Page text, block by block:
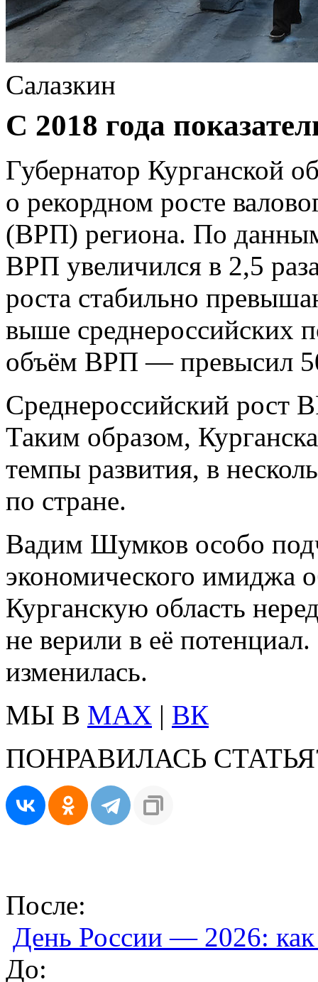
Салазкин
С 2018 года
Губернатор Курганской
о рекордном росте
(ВРП) региона. По
ВРП увеличился в 2,5
роста стабильно
выше среднероссийских
объём ВРП — превысил
Среднероссийский рост
Таким образом,
темпы развития, в
по стране.
Вадим Шумков особо
экономического имиджа
Курганскую область
не верили в её
изменилась.
МЫ В MAX | ВК
ПОНРАВИЛАСЬ
После:
День России — 2026:
До: